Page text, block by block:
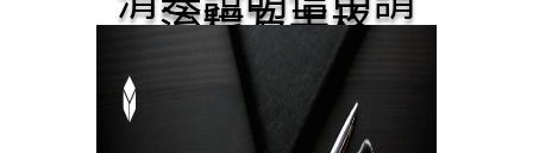
流程及表格